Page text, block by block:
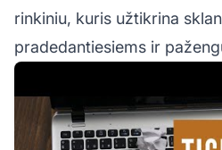
rinkiniu, kuris užtikrina
pradedantiesiems ir